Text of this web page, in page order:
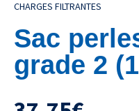
CHARGES FILTRANTES
Sac
grade 2